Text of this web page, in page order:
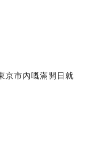
京市內嘅滿開日就